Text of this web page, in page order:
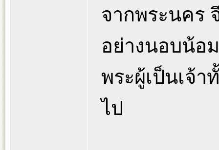
จากพระนคร
อย่างนอบน้อ
พระผู้เป็นเจ้
ไป